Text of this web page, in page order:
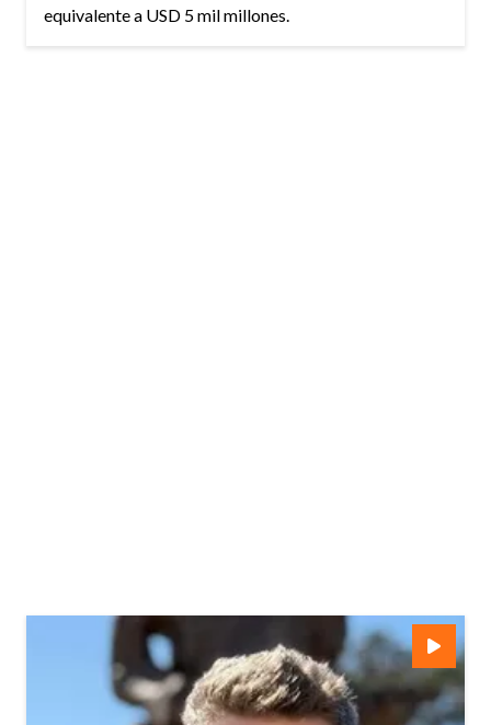
equivalente a USD 5 mil millones.